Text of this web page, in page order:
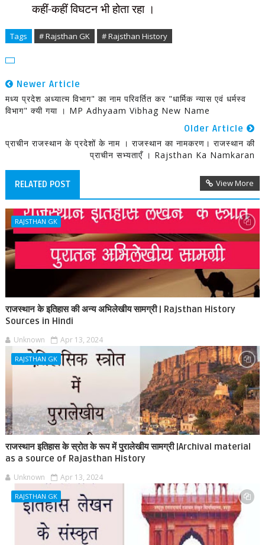
कहीं-कहीं विघटन भी होता रहा ।
Tags # Rajsthan GK # Rajsthan History
Newer Article
मध्य प्रदेश अध्यात्म विभाग" का नाम परिवर्तित कर "धार्मिक न्यास एवं धर्मस्व
विभाग" क्यी गया । MP Adhyaam Vibhag New Name
Older Article
प्राचीन राजस्थान के प्रदेशों के नाम । राजस्थान का नामकरण। राजस्थान की
प्राचीन सभ्यताएँ । Rajsthan Ka Namkaran
RELATED POST View More
RAJSTHAN GK
राजस्थान के इतिहास की अन्य अभिलेखीय सामग्री | Rajsthan History
Sources in Hindi
Unknown Apr 13, 2024
RAJSTHAN GK
राजस्थान इतिहास के स्रोत के रूप में पुरालेखीय सामग्री |Archival material
as a source of Rajasthan History
Unknown Apr 13, 2024
RAJSTHAN GK